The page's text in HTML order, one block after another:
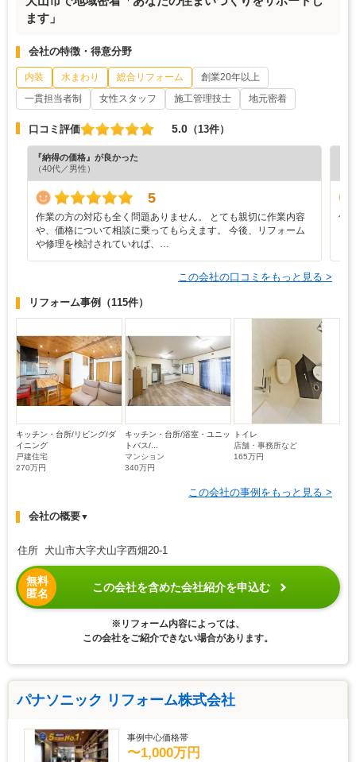
ます」
会社の特徴・得意分野
内装 水まわり 総合リフォーム
創業20年以上
一貫担当者制
女性スタッフ 施工管理技士 地元密着
口コミ評価 5.0 （13件）
『納得の価格』が良かった
（40代／男性）
5
作業の方の対応も全く問題ありません。 とても親切に作業内容
や、価格について相談に乗ってもらえます。 今後、リフォーム
や修理を検討されていれば、…
仕
この会社の口コミをもっと見る >
リフォーム事例 （115件）
キッチン・台所/リビング/ダ
イニング
戸建住宅
270万円
キッチン・台所/浴室・ユニッ
トバス/...
マンション
340万円
トイレ
店舗・事務所など
165万円
この会社の事例をもっと見る >
会社の概要▼
住所 犬山市大字犬山字西畑20-1
無料
匿名
この会社を含めた会社紹介を申込む
※リフォーム内容によっては、
この会社をご紹介できない場合があります。
パナソニック リフォーム株式会社
事例中心価格帯
〜1,000万円